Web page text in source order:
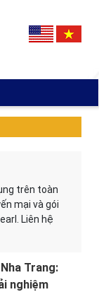
trên toàn
mại và gói
Liên hệ
Trang:
nghiệm